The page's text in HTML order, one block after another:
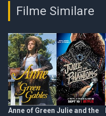
Filme Similare
Anne of Green Julie and the